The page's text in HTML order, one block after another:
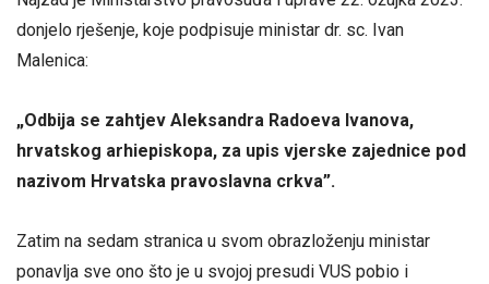
donjelo rješenje, koje podpisuje ministar dr. sc. Ivan
Malenica:
„Odbija se zahtjev Aleksandra Radoeva Ivanova,
hrvatskog arhiepiskopa, za upis vjerske zajednice pod
nazivom Hrvatska pravoslavna crkva”.
Zatim na sedam stranica u svom obrazloženju ministar
ponavlja sve ono što je u svojoj presudi VUS pobio i